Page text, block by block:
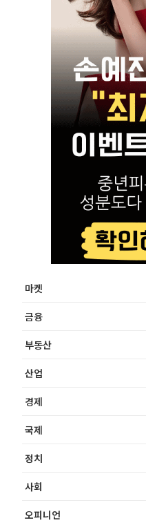
마켓
금융
부동산
산업
경제
국제
정치
사회
오피니언